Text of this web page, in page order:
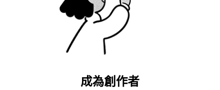
成為創作者